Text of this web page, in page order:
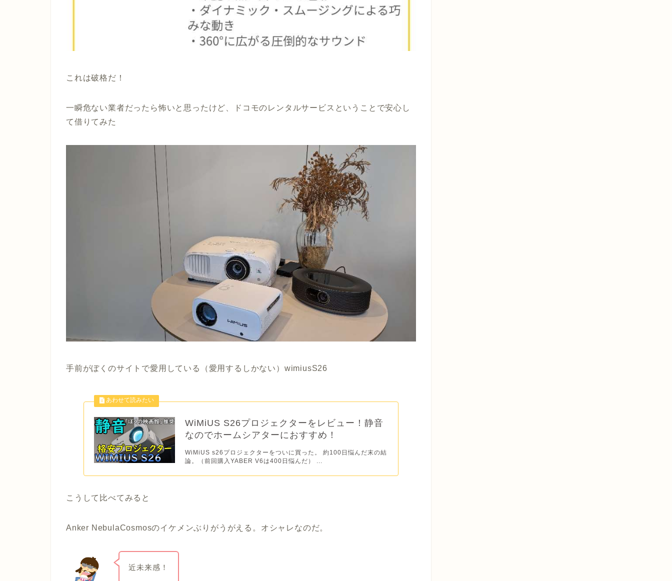
これは破格だ！
一瞬危ない業者だったら怖いと思ったけど、ドコモのレンタルサービスということで安心し
て借りてみた
手前がぼくのサイトで愛用している（愛用するしかない）wimiusS26
WiMiUS S26プロジェクターをレビュー！静音
なのでホームシアターにおすすめ！
WiMiUS s26プロジェクターをついに買った。 約100日悩んだ末の結
論。（前回購入YABER V6は400日悩んだ） ...
こうして比べてみると
Anker NebulaCosmosのイケメンぶりがうがえる。オシャレなのだ。
近未来感！